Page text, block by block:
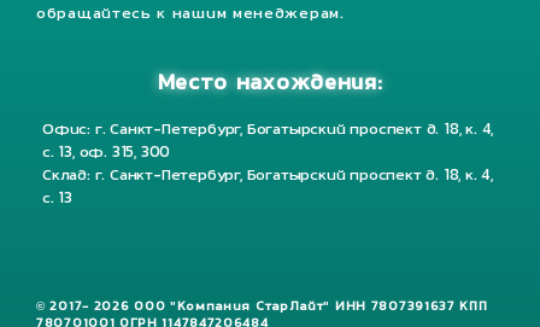
обращайтесь к нашим менеджерам.
Место нахождения:
Офис: г. Санкт-Петербург, Богатырский проспект д. 18, к. 4,
с. 13, оф. 315, 300
Склад: г. Санкт-Петербург, Богатырский проспект д. 18, к. 4,
с. 13
© 2017- 2026 ООО "Компания СтарЛайт" ИНН 7807391637 КПП
780701001 ОГРН 1147847206484